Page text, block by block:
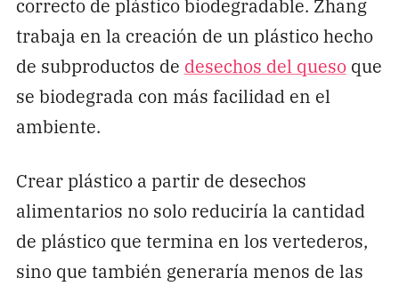
correcto de plástico biodegradable. Zhang
trabaja en la creación de un plástico hecho
de subproductos de desechos del quesoque
se biodegrada con más facilidad en el
ambiente.
Crear plástico a partir de desechos
alimentarios no solo reduciría la cantidad
de plástico que termina en los vertederos,
sino que también generaría menos de las